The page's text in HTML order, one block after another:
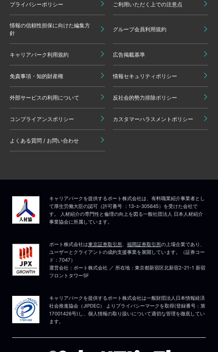
プライバシーポリシー ご利用いただく上での注意点
情報の信頼性担保に向けた編集方
針
グループ会員利用規約
キャリアパーク利用規約 広告掲載基準
免責事項・知的財産権 情報セキュリティポリシー
外部サービスの利用について 反社会的勢力排除ポリシー
コンプライアンスポリシー カスタマーハラスメントポリシー
よくある質問 / お問い合わせ